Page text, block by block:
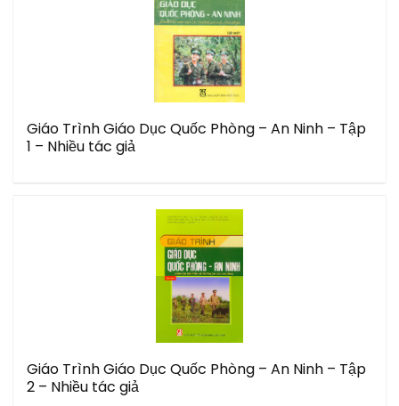
Giáo Trình Giáo Dục Quốc Phòng – An Ninh – Tập
1 – Nhiều tác giả
Giáo Trình Giáo Dục Quốc Phòng – An Ninh – Tập
2 – Nhiều tác giả